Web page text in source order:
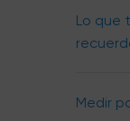
Lo que
Medir